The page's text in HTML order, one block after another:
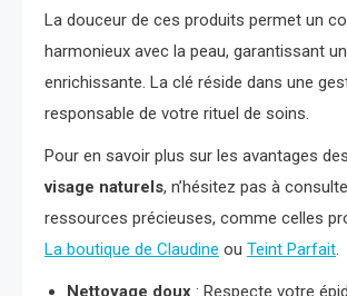
La douceur de ces produits permet un
harmonieux avec la peau, garantissant
enrichissante. La clé réside dans une
responsable de votre rituel de soins.
Pour en savoir plus sur les avantages des
visage naturels, n’hésitez pas à
ressources précieuses, comme celles
La boutique de Claudine ou Teint Parfait.
Nettoyage doux : Respecte votre